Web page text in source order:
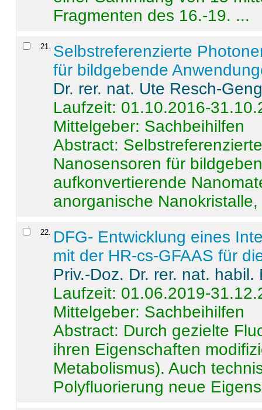
Fragmenten des 16.-19. ...
21
Selbstreferenzierte
für bildgebende
Dr. rer. nat. Ute Resch-
Laufzeit: 01.10.2016-
Mittelgeber: Sachbeihilfen
Abstract:
Nanosensoren für
aufkonvertierende
anorganische
22
DFG- Entwicklung eines
mit der HR-cs-GFAAS für
Priv.-Doz. Dr. rer. nat.
Laufzeit: 01.06.2019-
Mittelgeber: Sachbeihilfen
Abstract: Durch gezielte
ihren Eigenschaften
Metabolismus). Auch
Polyfluorierung neue